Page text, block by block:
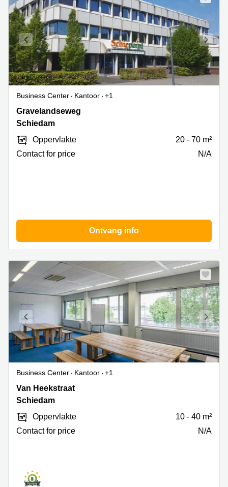
Business Center Kantoor
+1
Gravelandseweg
258
Schiedam
Gravelandseweg
Schiedam
Oppervlakte
20 - 70 m²
Contact for price
N/A
Ontvang info
Business Center Kantoor
+1
Van
Heekstraat
Schiedam
Van Heekstraat
Schiedam
Oppervlakte
10 - 40 m²
Contact for price
N/A